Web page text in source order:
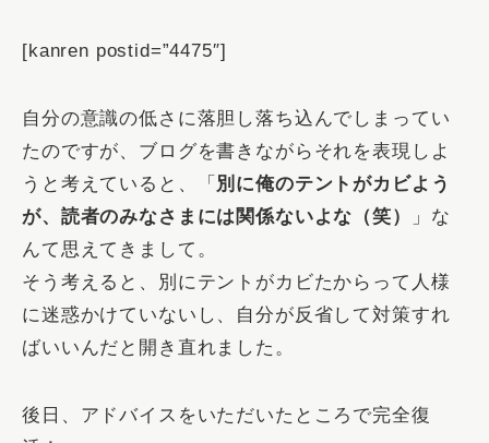
[kanren postid=”4475″]
自分の意識の低さに落胆し落ち込んでしまってい
たのですが、ブログを書きながらそれを表現しよ
うと考えていると、「 別に俺のテントがカビよう
が、読者のみなさまには関係ないよな（笑）
」な
んて思えてきまして。
そう考えると、別にテントがカビたからって人様
に迷惑かけていないし、自分が反省して対策すれ
ばいいんだと開き直れました。
後日、アドバイスをいただいたところで完全復